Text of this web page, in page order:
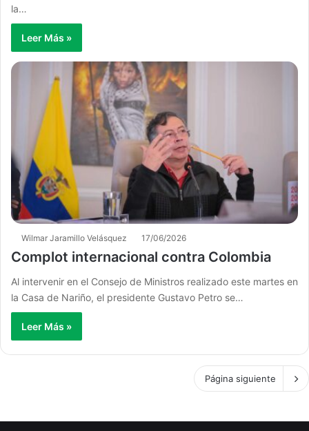
la…
Leer Más »
Wilmar Jaramillo Velásquez 17/06/2026
Complot internacional contra Colombia
Al intervenir en el Consejo de Ministros realizado este martes en
la Casa de Nariño, el presidente Gustavo Petro se…
Leer Más »
Página siguiente